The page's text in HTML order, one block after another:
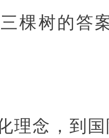
棵树的答
理念，到